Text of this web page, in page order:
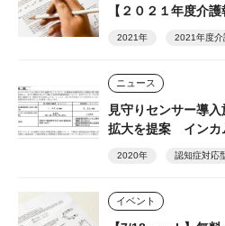
【２０２１年度介護
2021年 2021年度介
ニュース
見守りセンサー導
拡大を提案 インカ
2020年 認知症対応
イベント